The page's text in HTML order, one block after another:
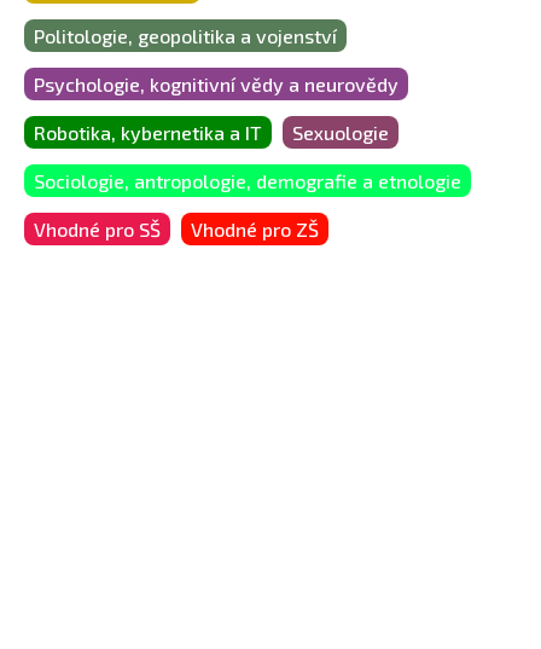
Politologie, geopolitika a vojenství
Psychologie, kognitivní vědy a neurovědy
Robotika, kybernetika a IT Sexuologie
Sociologie, antropologie, demografie a etnologie
Vhodné pro SŠ Vhodné pro ZŠ